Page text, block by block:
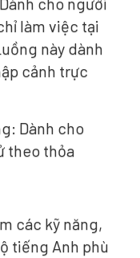
làm việc tại
này dành
cảnh trực
Dành cho
theo thỏa
các kỹ năng,
tiếng Anh phù